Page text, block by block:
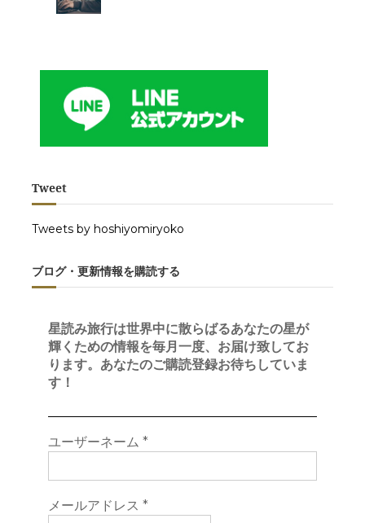
Tweet
Tweets by hoshiyomiryoko
ブログ・更新情報を購読する
星読み旅行は世界中に散らばるあなたの星が
輝くための情報を毎月一度、お届け致してお
ります。あなたのご購読登録お待ちしていま
す！
ユーザーネーム *
メールアドレス *